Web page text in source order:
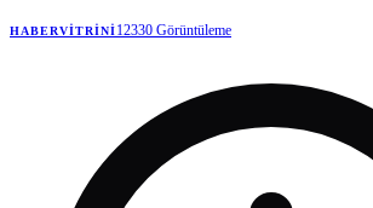
teklif olmadığını, sadece bir niyet mektubu
HABERVITRINI12330 Görüntüleme